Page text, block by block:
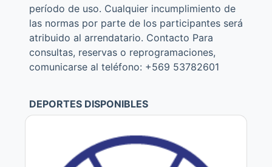
período de uso. Cualquier incumplimiento de
las normas por parte de los participantes será
atribuido al arrendatario. Contacto Para
consultas, reservas o reprogramaciones,
comunicarse al teléfono: +569 53782601
DEPORTES DISPONIBLES